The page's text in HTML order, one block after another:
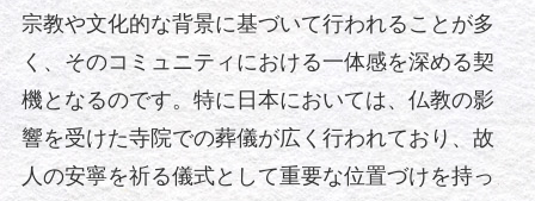
宗教や文化的な背景に基づいて行われることが多
く、そのコミュニティにおける一体感を深める契
機となるのです。特に日本においては、仏教の影
響を受けた寺院での葬儀が広く行われており、故
人の安寧を祈る儀式として重要な位置づけを持っ